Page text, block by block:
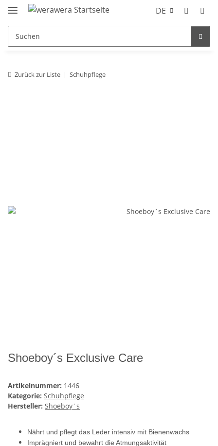
DE
Zurück zur Liste Schuhpflege
Shoeboy´s Exclusive Care
Artikelnummer: 1446
Kategorie: Schuhpflege
Hersteller: Shoeboy´s
Nährt und pflegt das Leder intensiv mit Bienenwachs
Imprägniert und bewahrt die Atmungsaktivität